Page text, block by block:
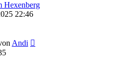
Hexenberg
22:46
Andi